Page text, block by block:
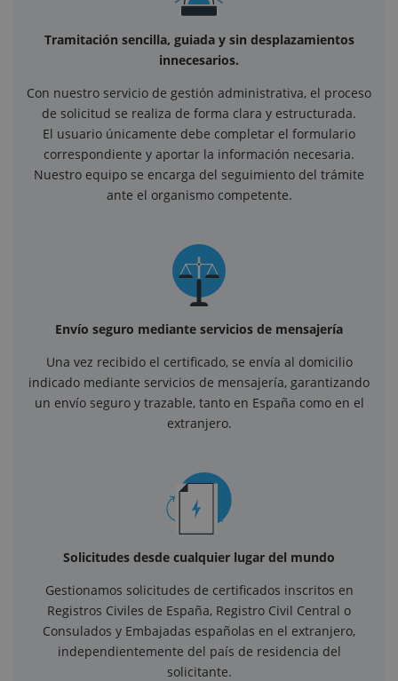
Tramitación sencilla, guiada y sin desplazamientos
innecesarios.
Con nuestro servicio de gestión administrativa, el proceso
de solicitud se realiza de forma clara y estructurada.
El usuario únicamente debe completar el formulario
correspondiente y aportar la información necesaria.
Nuestro equipo se encarga del seguimiento del trámite
ante el organismo competente.
Envío seguro mediante servicios de mensajería
Una vez recibido el certificado, se envía al domicilio
indicado mediante servicios de mensajería, garantizando
un envío seguro y trazable, tanto en España como en el
extranjero.
Solicitudes desde cualquier lugar del mundo
Gestionamos solicitudes de certificados inscritos en
Registros Civiles de España, Registro Civil Central o
Consulados y Embajadas españolas en el extranjero,
independientemente del país de residencia del
solicitante.